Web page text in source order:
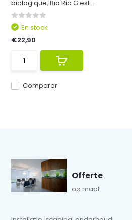
biologique, Bio Rio G est...
Comparer
En stock
€22,90
Offerte
op maat